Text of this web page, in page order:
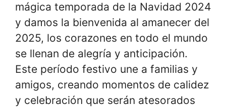
mágica temporada de la Navidad 2024
y damos la bienvenida al amanecer del
2025, los corazones en todo el mundo
se llenan de alegría y anticipación.
Este período festivo une a familias y
amigos, creando momentos de calidez
y celebración que serán atesorados